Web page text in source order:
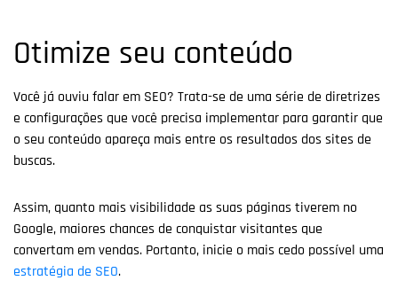
Otimize seu conteúdo
Você já ouviu falar em SEO? Trata-se de uma série de diretrizes
e configurações que você precisa implementar para garantir que
o seu conteúdo apareça mais entre os resultados dos sites de
buscas.
Assim, quanto mais visibilidade as suas páginas tiverem no
Google, maiores chances de conquistar visitantes que
convertam em vendas. Portanto, inicie o mais cedo possível uma
estratégia de SEO.